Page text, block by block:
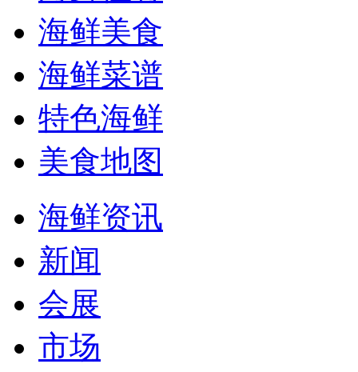
海鲜美食
海鲜菜谱
特色海鲜
美食地图
海鲜资讯
新闻
会展
市场